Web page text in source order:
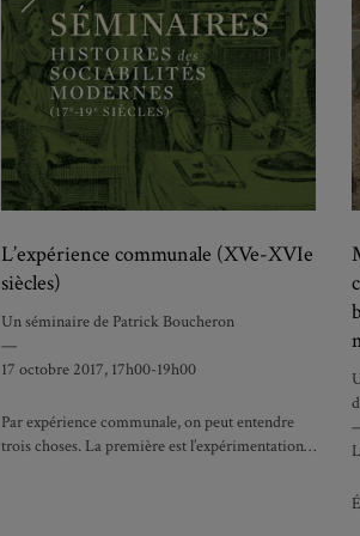
L’expérience communale (XVe-XVIe
siècles)
Un séminaire de Patrick Boucheron
—
17 octobre 2017, 17h00-19h00
Par expérience communale, on peut entendre
trois choses. La première est l’expérimentation…